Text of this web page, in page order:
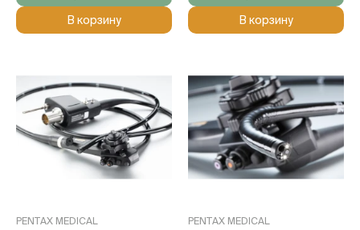
В корзину В корзину
PENTAX MEDICAL PENTAX MEDICAL